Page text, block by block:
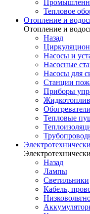
Тепловое
Отопление и
Отопление и
Назад
Насосы и
Насосные
Насосы для
Станции
Приборы
Обогреватели
Тепловые
Назад
Лампы
Светильники
Кабель,